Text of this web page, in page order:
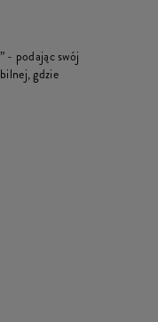
- podając swój
gdzie